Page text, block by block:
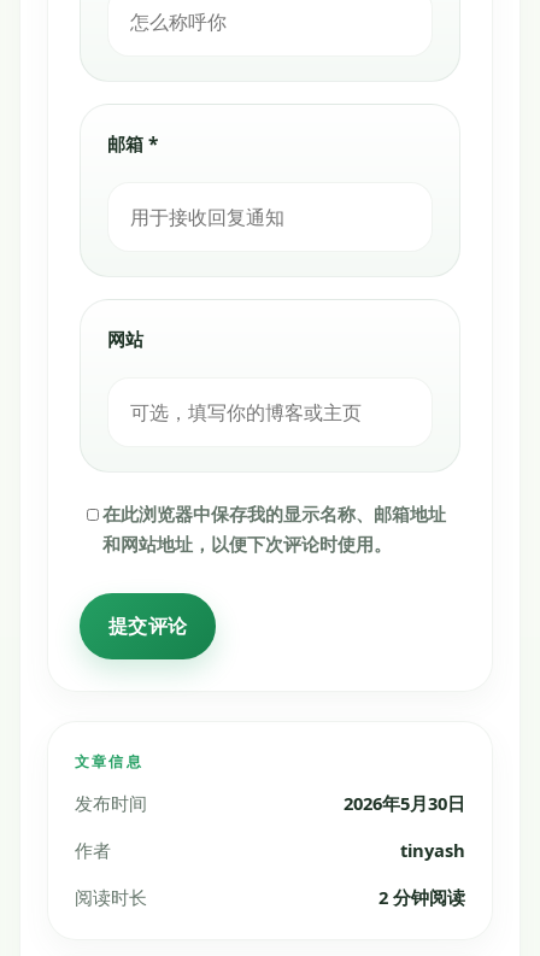
文章信息
发布时间
2026年5月30日
作者
tinyash
阅读时长
2 分钟阅读
邮箱 *
网站
在此浏览器中保存我的显示名称、邮箱地址
和网站地址，以便下次评论时使用。